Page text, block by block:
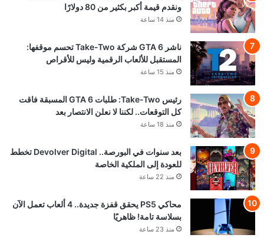
ونقدم قيمة أكبر بكثير من 80 دولارًا
منذ 14 ساعة
ناشر GTA 6 شركة Take-Two تحسم موقفها:
المستقبل للألعاب الرقمية وليس للأقراص
منذ 15 ساعة
رئيس Take-Two: طلبات GTA 6 المسبقة فاقت
كل التوقعات.. لكننا لا نعلن الانتصار بعد
منذ 18 ساعة
بعد سنوات في البورصة.. Devolver Digital تخطط
للعودة إلى الملكية الخاصة
منذ 22 ساعة
محاكي PS5 يحقق قفزة جديدة.. 4 ألعاب تعمل الآن
بسلاسة تامة! ظاهريًا
منذ 23 ساعة